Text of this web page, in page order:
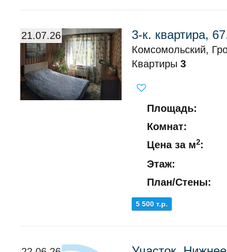
21.07.26 3-к. квартира,
Комсомольский,
Квартиры 3
Площадь:
Комнат:
Цена за м2:
Этаж:
План/Стены:
5 500 т.р.